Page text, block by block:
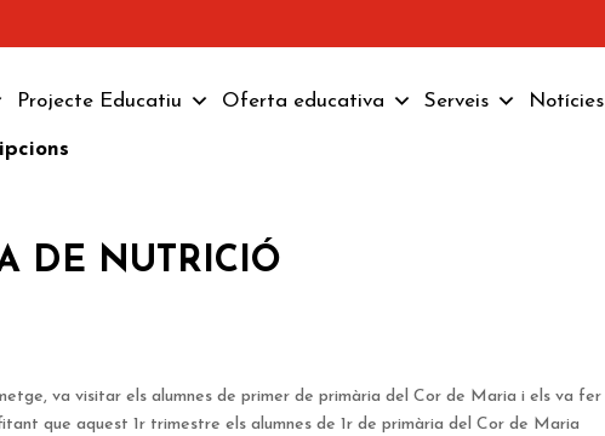
Projecte Educatiu Oferta educativa Serveis Notícies
DE NUTRICIÓ
va visitar els alumnes de primer de primària del Cor de Maria i els va fer
que aquest 1r trimestre els alumnes de 1r de primària del Cor de Maria